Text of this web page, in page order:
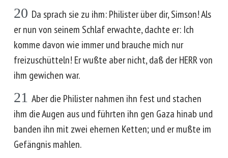
20 Da sprach sie zu ihm: Philister über dir, Simson! Als
er nun von seinem Schlaf erwachte, dachte er: Ich
komme davon wie immer und brauche mich nur
freizuschütteln! Er wußte aber nicht, daß der HERR von
ihm gewichen war.
21 Aber die Philister nahmen ihn fest und stachen
ihm die Augen aus und führten ihn gen Gaza hinab und
banden ihn mit zwei ehernen Ketten; und er mußte im
Gefängnis mahlen.